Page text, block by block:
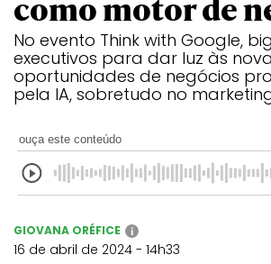
No evento Think with Google,
executivos para dar luz às
oportunidades de negócios
pela IA, sobretudo no
ouça este conteúdo
GIOVANA ORÉFICE i
16 de abril de 2024 - 14h33